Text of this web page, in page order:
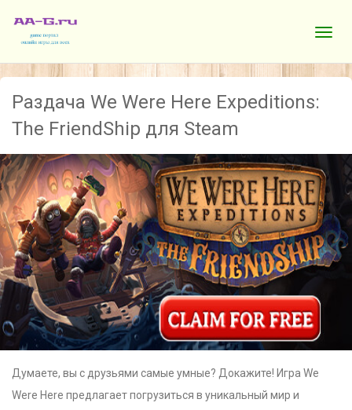
Раздача We Were Here Expeditions:
The FriendShip для Steam
Думаете, вы с друзьями самые умные? Докажите! Игра We
Were Here предлагает погрузиться в уникальный мир и